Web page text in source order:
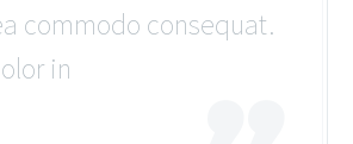
commodo consequat.
in